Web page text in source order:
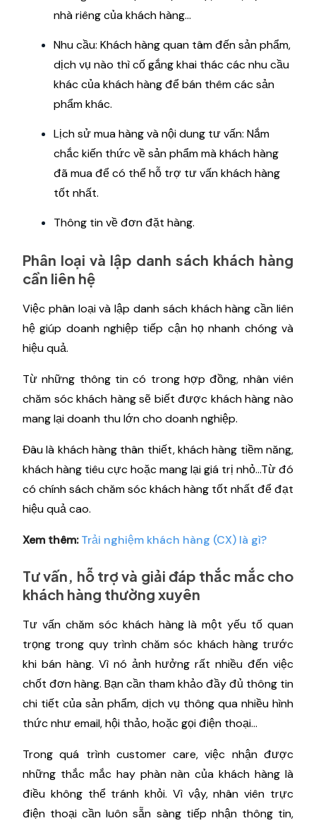
nhà riêng của khách hàng…
Nhu cầu: Khách hàng quan tâm đến sản phẩm,
dịch vụ nào thì cố gắng khai thác các nhu cầu
khác của khách hàng để bán thêm các sản
phẩm khác.
Lịch sử mua hàng và nội dung tư vấn: Nắm
chắc kiến ​​thức về sản phẩm mà khách hàng
đã mua để có thể hỗ trợ tư vấn khách hàng
tốt nhất.
Thông tin về đơn đặt hàng.
Phân loại và lập danh sách khách hàng
cần liên hệ
Việc phân loại và lập danh sách khách hàng cần liên
hệ giúp doanh nghiệp tiếp cận họ nhanh chóng và
hiệu quả.
Từ những thông tin có trong hợp đồng, nhân viên
chăm sóc khách hàng sẽ biết được khách hàng nào
mang lại doanh thu lớn cho doanh nghiệp.
Đâu là khách hàng thân thiết, khách hàng tiềm năng,
khách hàng tiêu cực hoặc mang lại giá trị nhỏ…Từ đó
có chính sách chăm sóc khách hàng tốt nhất để đạt
hiệu quả cao.
Xem thêm: Trải nghiệm khách hàng (CX) là gì?
Tư vấn, hỗ trợ và giải đáp thắc mắc cho
khách hàng thường xuyên
Tư vấn chăm sóc khách hàng là một yếu tố quan
trọng trong quy trình chăm sóc khách hàng trước
khi bán hàng. Vì nó ảnh hưởng rất nhiều đến việc
chốt đơn hàng. Bạn cần tham khảo đầy đủ thông tin
chi tiết của sản phẩm, dịch vụ thông qua nhiều hình
thức như email, hội thảo, hoặc gọi điện thoại...
Trong quá trình customer care, việc nhận được
những thắc mắc hay phàn nàn của khách hàng là
điều không thể tránh khỏi. Vì vậy, nhân viên trực
điện thoại cần luôn sẵn sàng tiếp nhận thông tin,